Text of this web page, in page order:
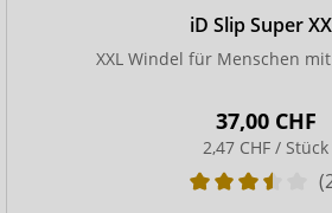
iD Slip Super
XXL Windel für Menschen
37,00 CHF
2,47 CHF / Stück